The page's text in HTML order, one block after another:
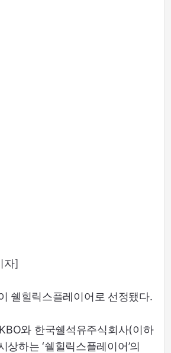
자]
쉘힐릭스플레이어로 선정됐다.
와 한국쉘석유주식회사(이하
상하는 ‘쉘힐릭스플레이어’의